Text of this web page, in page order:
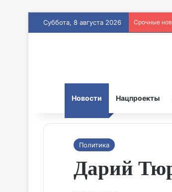
Суббота, 8 августа 2026 Срочные
Новости Нацпроекты
Политика
Дарий